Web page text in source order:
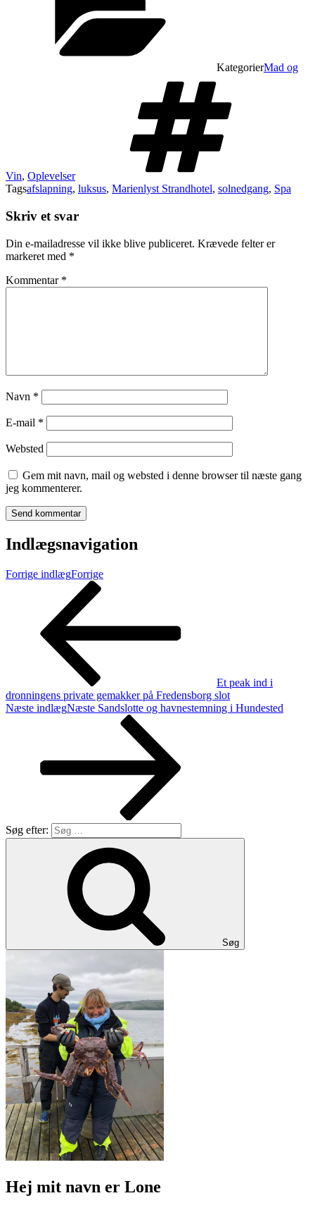
KategorierMad og
Vin, Oplevelser
Tagsafslapning, luksus, Marienlyst Strandhotel, solnedgang, Spa
Skriv et svar
Din e-mailadresse vil ikke blive publiceret. Krævede felter er
markeret med *
Kommentar *
Navn *
E-mail *
Websted
Gem mit navn, mail og websted i denne browser til næste gang
jeg kommenterer.
Indlægsnavigation
Forrige indlægForrige
Et peak ind i
dronningens private gemakker på Fredensborg slot
Næste indlægNæste Sandslotte og havnestemning i Hundested
Søg efter:
Søg
Hej mit navn er Lone